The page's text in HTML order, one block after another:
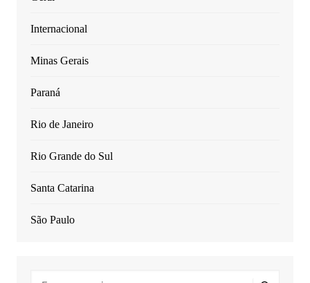
Internacional
Minas Gerais
Paraná
Rio de Janeiro
Rio Grande do Sul
Santa Catarina
São Paulo